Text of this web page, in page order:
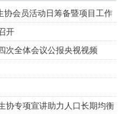
协会员活动日筹备暨项目工作
开
次全体会议公报央视视频
协专项宣讲助力人口长期均衡